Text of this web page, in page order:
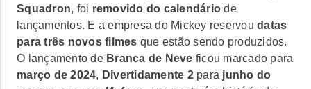
Squadron, foi removido do calendário de
lançamentos. E a empresa do Mickey reservou datas
para três novos filmes que estão sendo produzidos.
O lançamento de Branca de Neve ficou marcado para
março de 2024, Divertidamente 2para junho do